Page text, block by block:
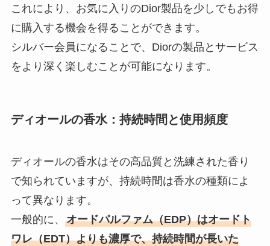
これにより、お気に入りのDior製品を少しでもお得
に購入する機会を得ることができます。
シルバー会員になることで、Diorの製品とサービス
をより深く楽しむことが可能になります。
ディオールの香水：持続時間と使用頻度
ディオールの香水はその高品質と洗練された香り
で知られていますが、持続時間は香水の種類によ
って異なります。
一般的に、 オードパルファム（EDP）はオードト
ワレ（EDT）よりも濃厚で、持続時間が長いた